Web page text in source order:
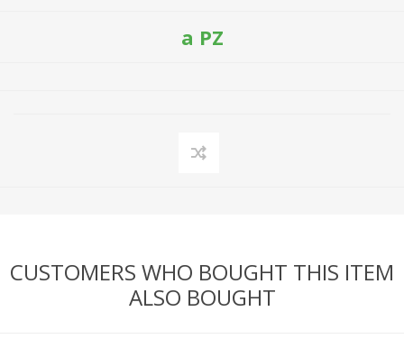
a PZ
CUSTOMERS WHO BOUGHT THIS ITEM
ALSO BOUGHT